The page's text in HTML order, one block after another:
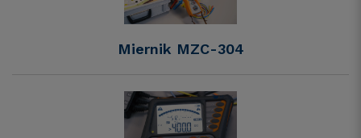
Miernik MZC-304